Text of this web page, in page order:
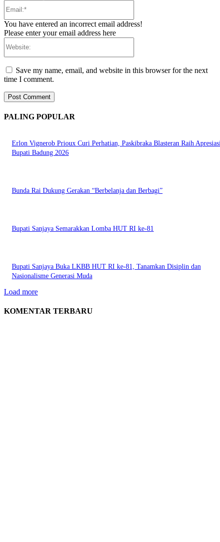
You have entered an incorrect email address!
Please enter your email address here
Save my name, email, and website in this browser for the next
time I comment.
PALING POPULAR
Erlon Vignerob Prioux Curi Perhatian, Paskibraka Blasteran Raih
Bupati Badung 2026
Bunda Rai Dukung Gerakan “Berbelanja dan Berbagi”
Bupati Sanjaya Semarakkan Lomba HUT RI ke-81
Bupati Sanjaya Buka LKBB HUT RI ke-81, Tanamkan Disiplin dan
Nasionalisme Generasi Muda
Load more
KOMENTAR TERBARU